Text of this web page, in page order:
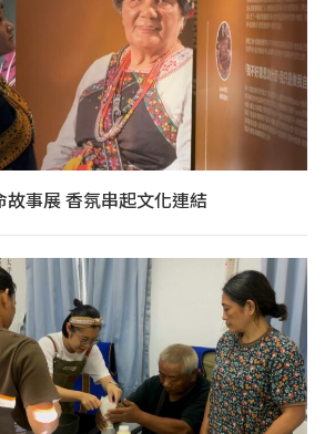
事展 香氛串起文化連結